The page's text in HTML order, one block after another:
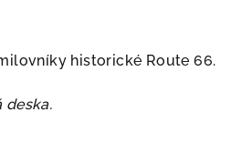
historické Route 66.
deska.